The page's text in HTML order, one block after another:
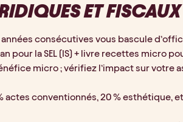
ET FISCAUX
consécutives vous bascule d’office
pour la SEL (IS) + livre recettes micro
micro ; vérifiez l’impact sur votre
actes conventionnés, 20 % esthétique,